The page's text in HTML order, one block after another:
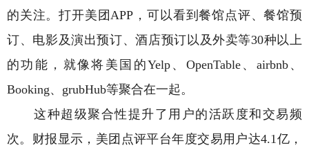
的关注。打开美团APP，可以看到餐馆点评、餐馆预
订、电影及演出预订、酒店预订以及外卖等30种以上
的功能，就像将美国的Yelp、OpenTable、airbnb、
Booking、grubHub等聚合在一起。
这种超级聚合性提升了用户的活跃度和交易频
次。财报显示，美团点评平台年度交易用户达4.1亿，